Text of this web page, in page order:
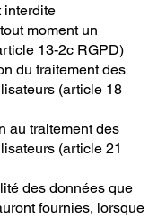
interdite
moment un
13-2c RGPD)
du traitement des
(article 18
au traitement des
(article 21
des données que
fournies, lorsque